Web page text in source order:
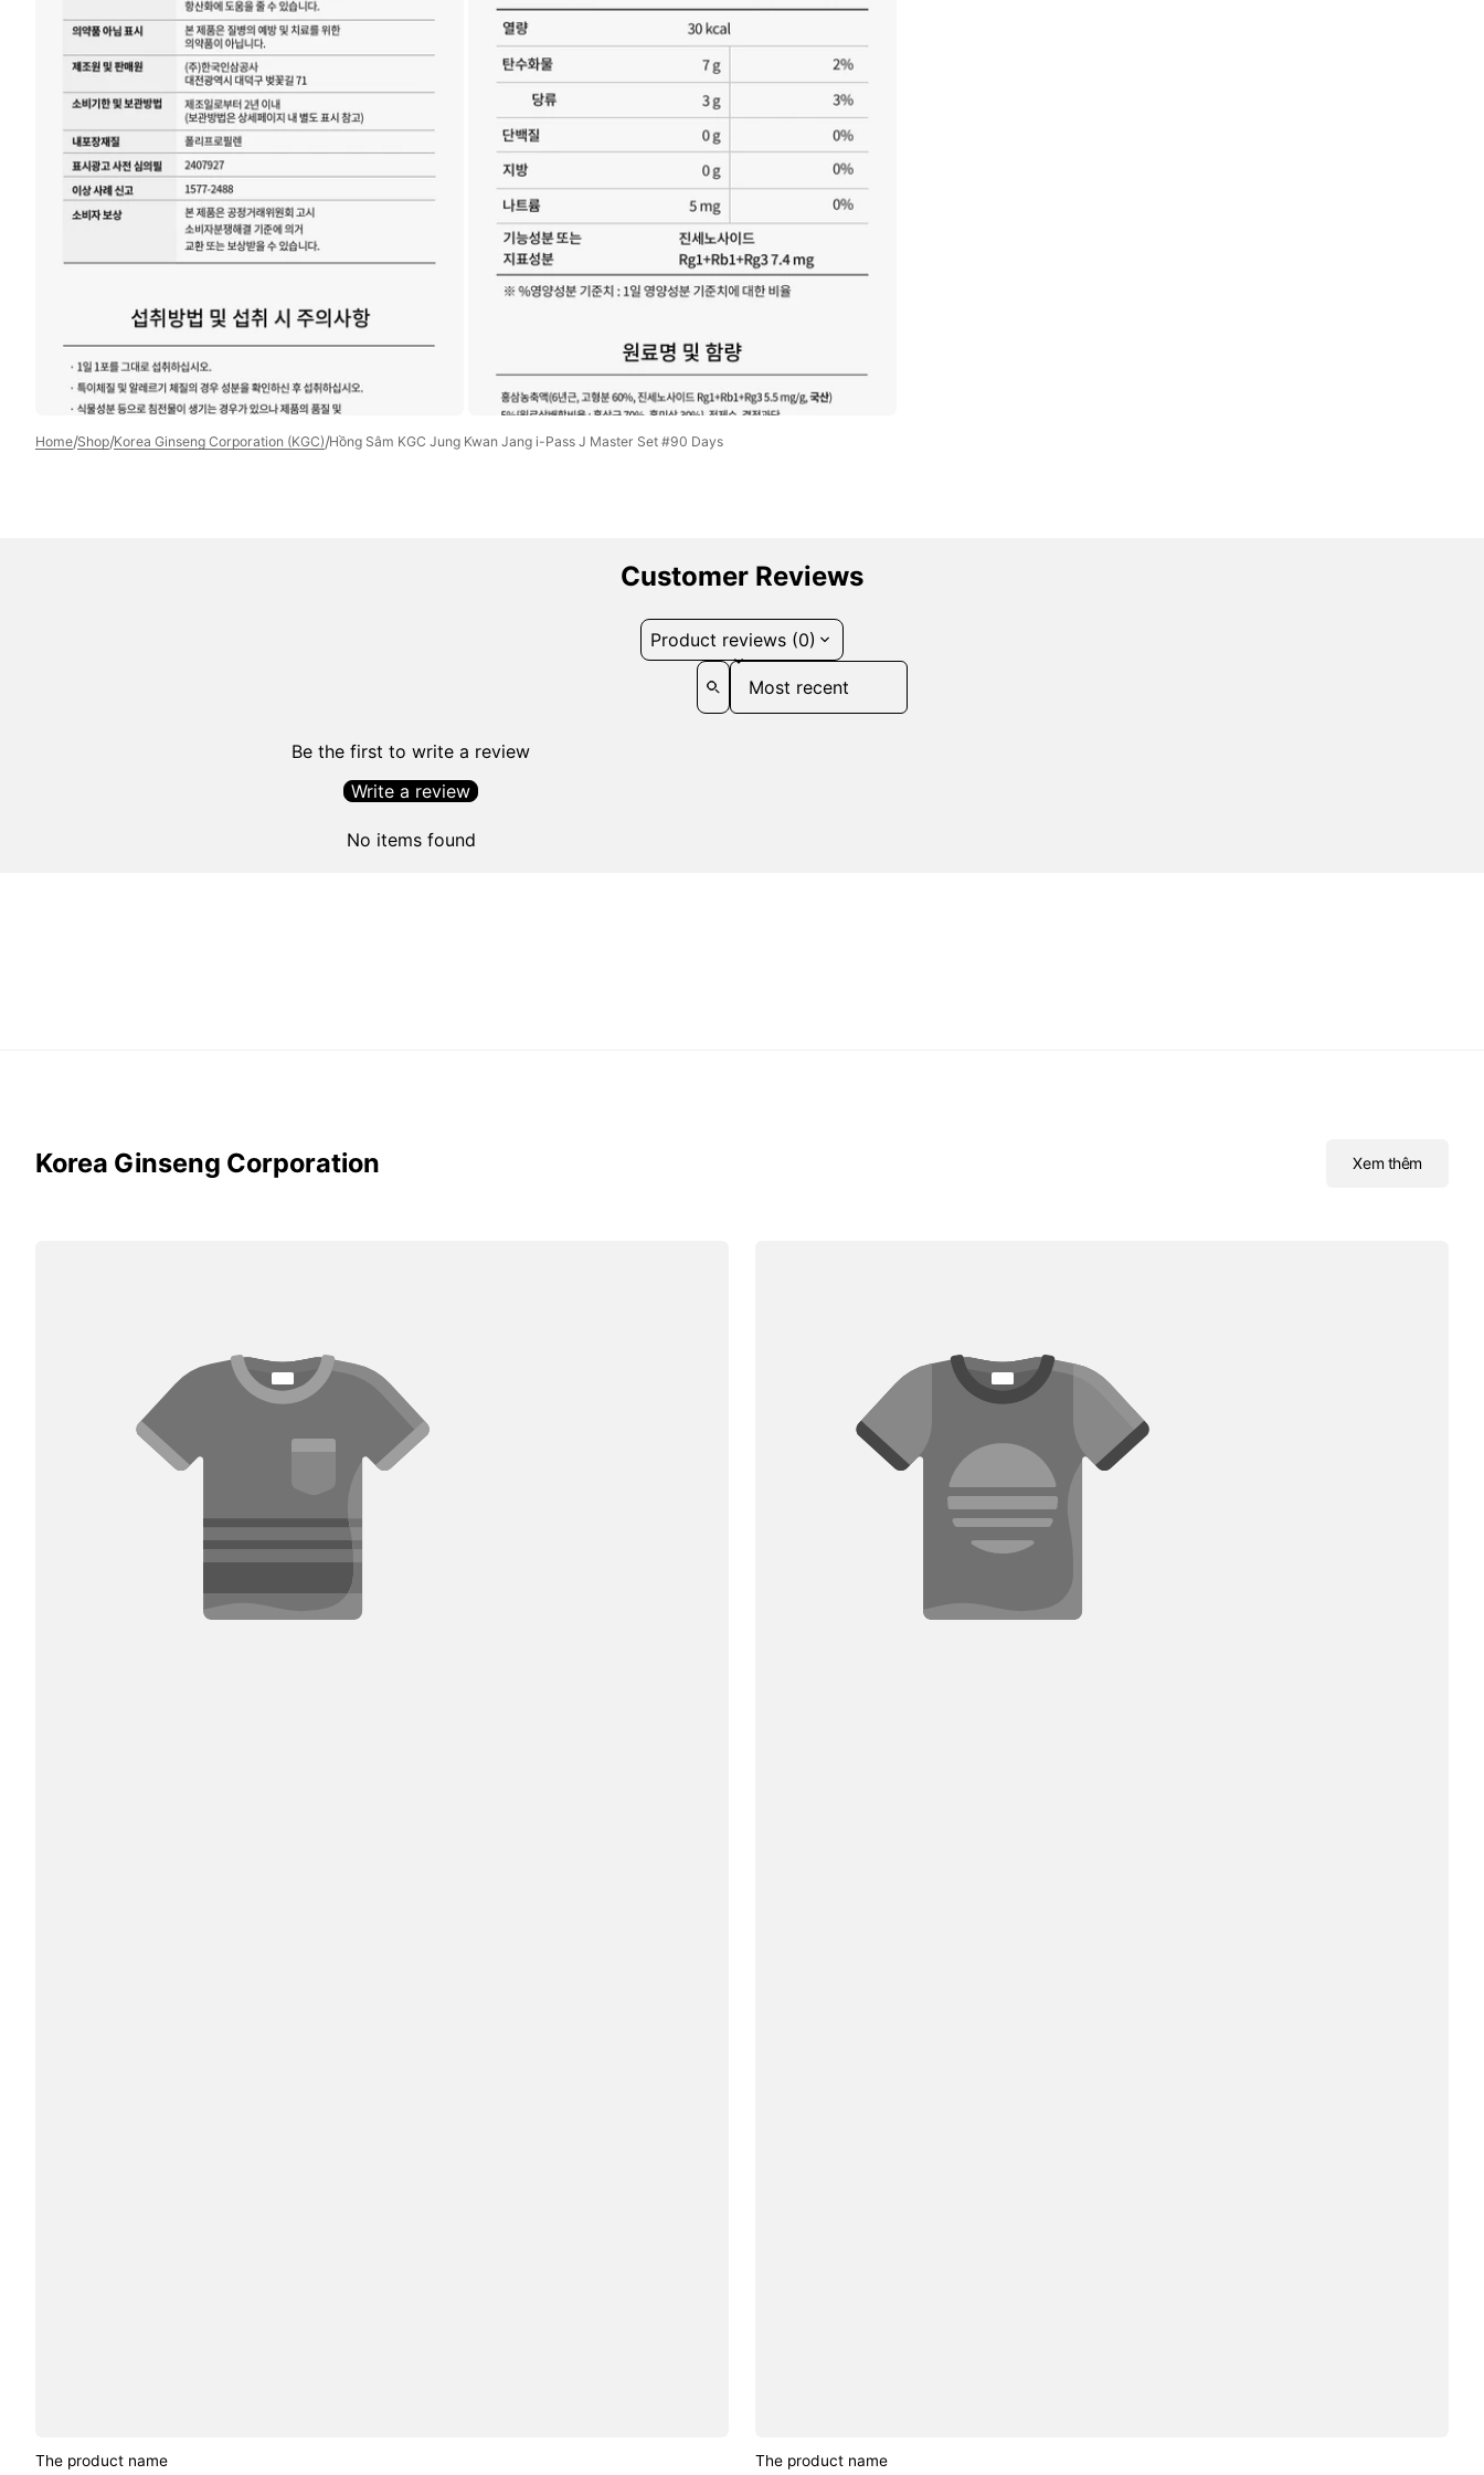
Open
media
5
in
Open
media
6
in
gallery
view
Home/Shop/Korea Ginseng Corporation (KGC)/Hồng Sâm KGC Jung Kwan Jang i-Pass J Master Set #90 Days
Customer Reviews
Product reviews (0)
Sort reviews by
Be the first to write a review
Write a review
No items found
Korea Ginseng Corporation Xem thêm
The product name
The product name